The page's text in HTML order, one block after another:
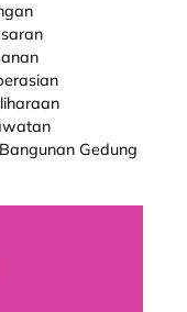
Gedung